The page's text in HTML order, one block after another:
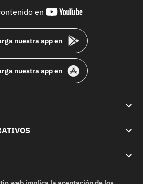
en
youtube-
nuestra app en
nuestra app en